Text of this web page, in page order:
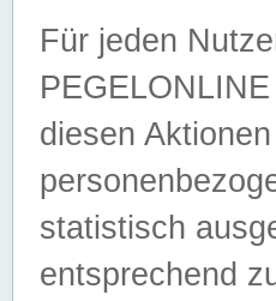
Für jeden
diesen
statistisch
entsprechend